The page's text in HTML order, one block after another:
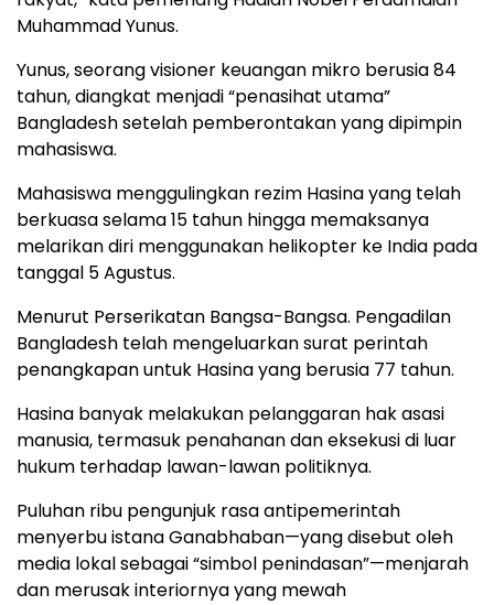
Muhammad Yunus.
Yunus, seorang visioner keuangan mikro berusia 84
tahun, diangkat menjadi “penasihat utama”
Bangladesh setelah pemberontakan yang dipimpin
mahasiswa.
Mahasiswa menggulingkan rezim Hasina yang telah
berkuasa selama 15 tahun hingga memaksanya
melarikan diri menggunakan helikopter ke India pada
tanggal 5 Agustus.
Menurut Perserikatan Bangsa-Bangsa. Pengadilan
Bangladesh telah mengeluarkan surat perintah
penangkapan untuk Hasina yang berusia 77 tahun.
Hasina banyak melakukan pelanggaran hak asasi
manusia, termasuk penahanan dan eksekusi di luar
hukum terhadap lawan-lawan politiknya.
Puluhan ribu pengunjuk rasa antipemerintah
menyerbu istana Ganabhaban—yang disebut oleh
media lokal sebagai “simbol penindasan”—menjarah
dan merusak interiornya yang mewah